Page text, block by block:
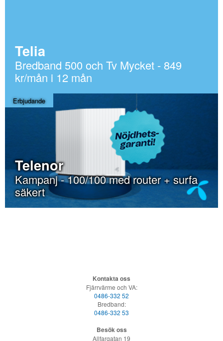
Telia
Bredband 500 och Tv Mycket - 849
kr/mån i 12 mån
Erbjudande
Telenor
Kampanj - 100/100 med router + surfa
säkert
Kontakta oss
Fjärrvärme och VA:
0486-332 52
Bredband:
0486-332 53
Besök oss
Allfargatan 19